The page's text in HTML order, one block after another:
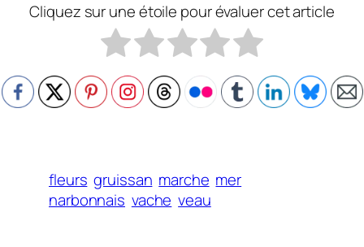
Cliquez sur une étoile pour évaluer cet article
fleurs gruissan marche mer
narbonnais vache veau